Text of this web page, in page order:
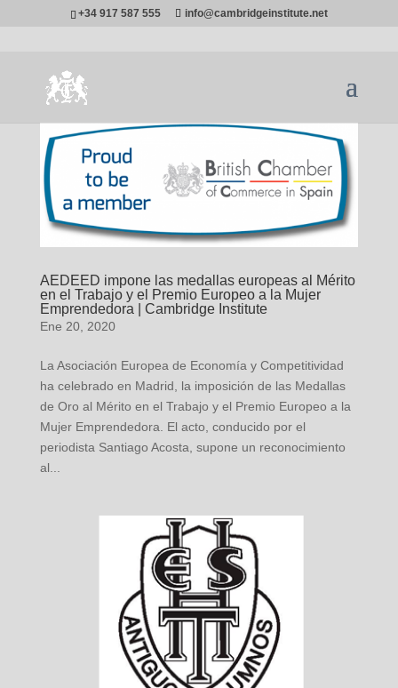
+34 917 587 555 info@cambridgeinstitute.net
AEDEED impone las medallas europeas al Mérito
en el Trabajo y el Premio Europeo a la Mujer
Emprendedora | Cambridge Institute
Ene 20, 2020
La Asociación Europea de Economía y Competitividad
ha celebrado en Madrid, la imposición de las Medallas
de Oro al Mérito en el Trabajo y el Premio Europeo a la
Mujer Emprendedora. El acto, conducido por el
periodista Santiago Acosta, supone un reconocimiento
al...